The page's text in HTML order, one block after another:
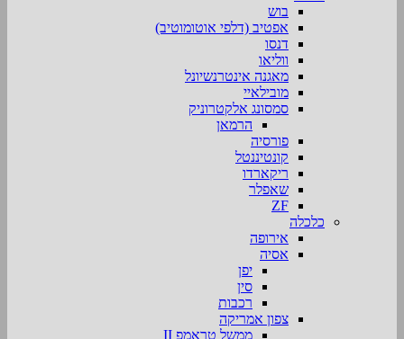
בוש
אפטיב (דלפי אוטומוטיב)
דנסו
ווליאו
מאגנה אינטרנשיונל
מובילאיי
סמסונג אלקטרוניק
הרמאן
פורסיה
קונטיננטל
ריקארדו
שאפלר
ZF
כלכלה
אירופה
אסיה
יפן
סין
רכבות
צפון אמריקה
ממשל טראמפ II